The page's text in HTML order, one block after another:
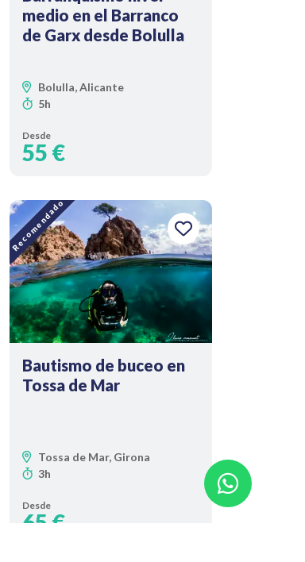
medio en el Barranco
de Garx desde Bolulla
Bolulla, Alicante
5h
Desde
55 €
Recomendado
Bautismo de buceo en
Tossa de Mar
Tossa de Mar, Girona
3h
Desde
65 €